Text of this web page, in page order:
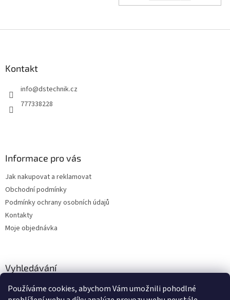
Používáme cookies, abychom Vám umožnili pohodlné
Kontakt
info@dstechnik.cz
777338228
Informace pro vás
Jak nakupovat a reklamovat
Obchodní podmínky
Podmínky ochrany osobních údajů
Kontakty
Moje objednávka
Vyhledávání
HLEDAT